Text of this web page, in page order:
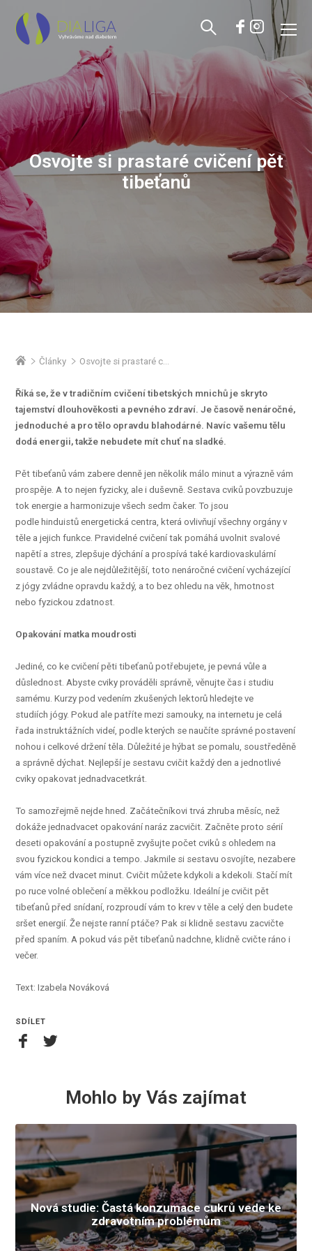
Osvojte si prastaré cvičení pět
tibeťanů
Články
Říká se, že v tradičním cvičení tibetských mnichů je skryto
tajemství dlouhověkosti a pevného zdraví. Je časově nenáročné,
jednoduché a pro tělo opravdu blahodárné. Navíc vašemu tělu
dodá energii, takže nebudete mít chuť na sladké.
Pět tibeťanů vám zabere denně jen několik málo minut a výrazně vám
prospěje. A to nejen fyzicky, ale i duševně. Sestava cviků povzbuzuje
tok energie a harmonizuje všech sedm čaker. To jsou
podle hinduistů energetická centra, která ovlivňují všechny orgány v
těle a jejich funkce. Pravidelné cvičení tak pomáhá uvolnit svalové
napětí a stres, zlepšuje dýchání a prospívá také kardiovaskulární
soustavě. Co je ale nejdůležitější, toto nenáročné cvičení vycházející
z jógy zvládne opravdu každý, a to bez ohledu na věk, hmotnost
nebo fyzickou zdatnost.
Opakování matka moudrosti
Jediné, co ke cvičení pěti tibeťanů potřebujete, je pevná vůle a
důslednost. Abyste cviky prováděli správně, věnujte čas i studiu
samému. Kurzy pod vedením zkušených lektorů hledejte ve
studiích jógy. Pokud ale patříte mezi samouky, na internetu je celá
řada instruktážních videí, podle kterých se naučíte správné postavení
nohou i celkové držení těla. Důležité je hýbat se pomalu, soustředěně
a správně dýchat. Nejlepší je sestavu cvičit každý den a jednotlivé
cviky opakovat jednadvacetkrát.
To samozřejmě nejde hned. Začátečníkovi trvá zhruba měsíc, než
dokáže jednadvacet opakování naráz zacvičit. Začněte proto sérií
deseti opakování a postupně zvyšujte počet cviků s ohledem na
svou fyzickou kondici a tempo. Jakmile si sestavu osvojíte, nezabere
vám více než dvacet minut. Cvičit můžete kdykoli a kdekoli. Stačí mít
po ruce volné oblečení a měkkou podložku. Ideální je cvičit pět
tibeťanů před snídaní, rozproudí vám to krev v těle a celý den budete
sršet energií. Že nejste ranní ptáče? Pak si klidně sestavu zacvičte
před spaním. A pokud vás pět tibeťanů nadchne, klidně cvičte ráno i
večer.
Text: Izabela Nováková
SDÍLET
Mohlo by Vás zajímat
Nová studie: Častá konzumace cukrů vede ke
zdravotním problémům